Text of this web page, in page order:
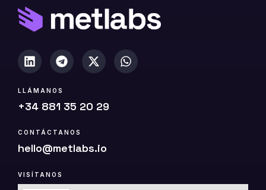
a
)
LLÁMANOS
+34 881 35 20 29
CONTÁCTANOS
hello@metlabs.io
VISÍTANOS